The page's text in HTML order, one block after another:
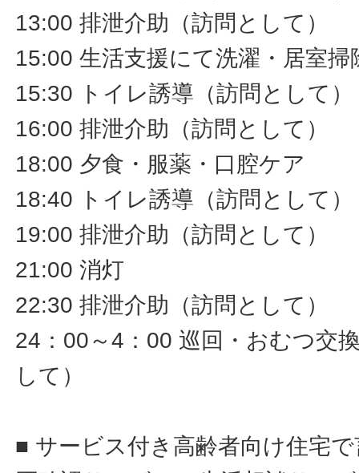
13:00 排泄介助（訪問として）
15:00 生活支援にて洗濯・居室
15:30 トイレ誘導（訪問として）
16:00 排泄介助（訪問として）
18:00 夕食・服薬・口腔ケア
18:40 トイレ誘導（訪問として）
19:00 排泄介助（訪問として）
21:00 消灯
22:30 排泄介助（訪問として）
24：00～4：00 巡回・おむつ交
して）
■ サービス付き高齢者向け住宅